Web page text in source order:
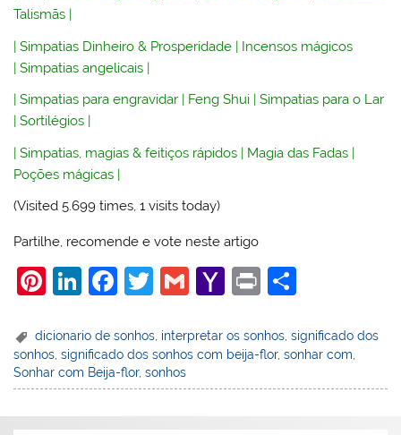
Talismãs
|Simpatias Dinheiro & Prosperidade | Incensos mágicos
|Simpatias angelicais |
|Simpatias para engravidar | Feng Shui |Simpatias para o Lar
|Sortilégios |
|Simpatias, magias & feitiços rápidos | Magia das Fadas |
Poções mágicas |
(Visited 5.699 times, 1 visits today)
Partilhe, recomende e vote neste artigo
Pi
er
e
st
Li
k
e
dI
F
c
e
b
T
itt
er
G
ai
l
Y
h
o
o
Pr
t
ar
e
dicionario de sonhos interpretar os sonhos ,significado dos
sonhos ,significado dos sonhos com beija-flor,sonhar com
Sonhar com Beija-flor,sonhos